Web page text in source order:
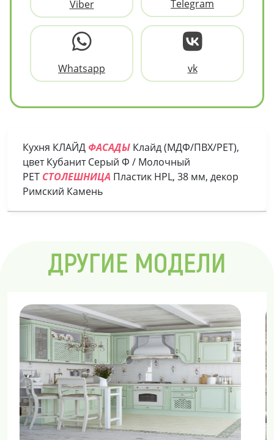
Viber Telegram
Whatsapp vk
Кухня КЛАЙД ФАСАДЫ Клайд (МДФ/ПВХ/PET),
цвет Кубанит Серый Ф / Молочный
PET СТОЛЕШНИЦА Пластик HPL, 38 мм, декор
Римский Камень
ДРУГИЕ МОДЕЛИ